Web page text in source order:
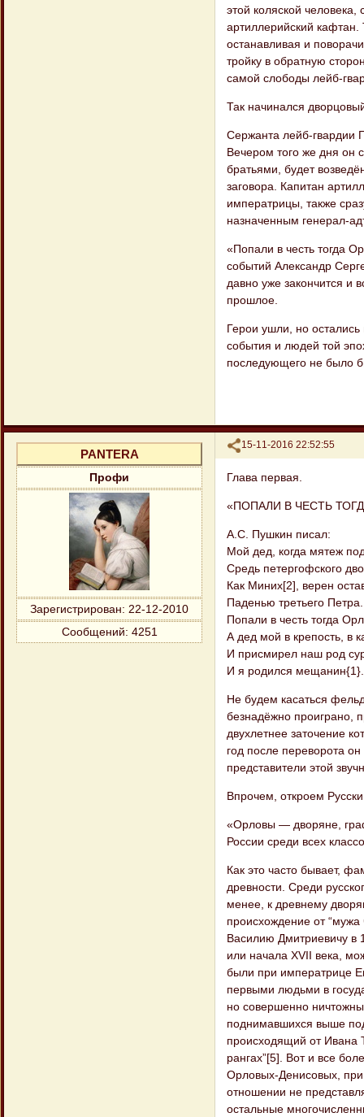
этой коляской человека,
артиллерийский
останавливая и
тройку в обратную
самой слободы лейб-
Так начинался
Сержанта лейб-гвардии
Вечером того же дня он
братьями, будет
заговора. Капитан
императрицы, также
назначенным генерал-
«Попали в честь тогда
событий Александр
давно уже закончится и
прошлое.
Герои ушли, но
события и людей той
последующего не было
Поделиться
15-11-2016 22:52:55
PANTERA
Профи
Зарегистрирован: 22-12-2010
Сообщений: 4251
Глава первая.
«ПОПАЛИ В ЧЕСТЬ
А.С. Пушкин писал:
Мой дед, когда мятеж
Средь петергофского
Как Миних[2], верен
Паденью третьего Петра.
Попали в честь тогда
А дед мой в крепость, в
И присмирел наш род
И я родился мещанин{1}.
Не будем касаться
безнадёжно проиграно,
двухлетнее заточение
год после переворота
представители этой
Впрочем, откроем
«Орловы — дворяне,
России среди всех
Как это часто бывает,
древности. Среди
менее, к древнему
происхождение от “мужа
Василию Дмитриевичу в
или начала XVII века,
были при императрице
первыми людьми в
но совершенно
поднимавшихся выше
происходящий от Ивана
рангах”[5]. Вот и все
Орловых-Денисовых,
отношении не
остальные